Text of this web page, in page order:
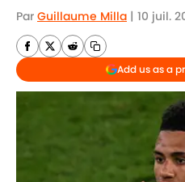
Par Guillaume Milla | 10 juil.
Add us as a